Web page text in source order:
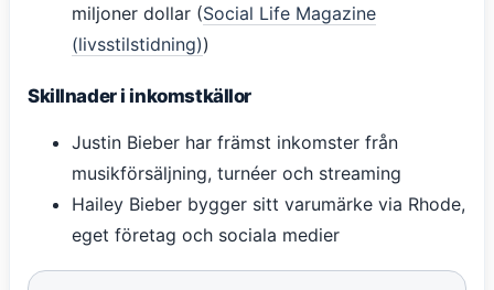
miljoner dollar (Social Life Magazine
(livsstilstidning))
Skillnader i inkomstkällor
Justin Bieber har främst inkomster från
musikförsäljning, turnéer och streaming
Hailey Bieber bygger sitt varumärke via Rhode,
eget företag och sociala medier